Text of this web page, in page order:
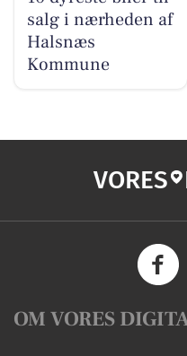
salg i nærheden af
Halsnæs
Kommune
VORES
OM VORES